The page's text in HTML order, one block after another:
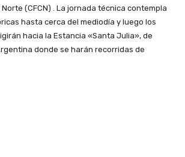
(CFCN) . La jornada técnica contempla
hasta cerca del mediodía y luego los
hacia la Estancia «Santa Julia», de
donde se harán recorridas de